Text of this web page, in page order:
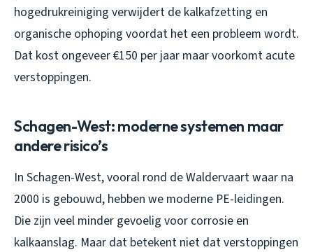
hogedrukreiniging verwijdert de kalkafzetting en
organische ophoping voordat het een probleem wordt.
Dat kost ongeveer €150 per jaar maar voorkomt acute
verstoppingen.
Schagen-West: moderne systemen maar
andere risico’s
In Schagen-West, vooral rond de Waldervaart waar na
2000 is gebouwd, hebben we moderne PE-leidingen.
Die zijn veel minder gevoelig voor corrosie en
kalkaanslag. Maar dat betekent niet dat verstoppingen